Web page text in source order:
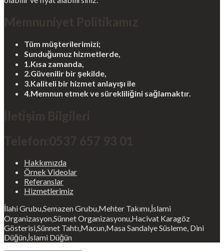
Tüm müşterilerimizi;
Sunduğumuz hizmetlerde,
1.Kısa zamanda,
2.Güvenilir bir şekilde,
3.Kaliteli bir hizmet anlayışı ile
4.Memnun etmek ve sürekliliğini sağlamaktır.
Hakkımızda
Örnek Videolar
Referanslar
Hizmetlerimiz
İlahi Grubu,Semazen Grubu,Mehter Takımı,İslami
Organizasyon,Sünnet Organizasyonu,Hacivat Karagöz
Gösterisi,Sünnet Tahtı,Macun,Masa Sandalye Süsleme, Dini
Düğün,İslami Düğün